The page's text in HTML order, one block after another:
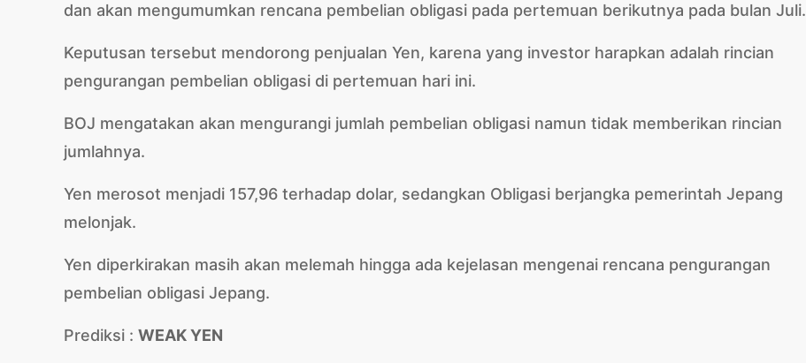
dan akan mengumumkan rencana pembelian obligasi pada pertemuan berikutnya pada bulan Juli.
Keputusan tersebut mendorong penjualan Yen, karena yang investor harapkan adalah rincian
pengurangan pembelian obligasi di pertemuan hari ini.
BOJ mengatakan akan mengurangi jumlah pembelian obligasi namun tidak memberikan rincian
jumlahnya.
Yen merosot menjadi 157,96 terhadap dolar, sedangkan Obligasi berjangka pemerintah Jepang
melonjak.
Yen diperkirakan masih akan melemah hingga ada kejelasan mengenai rencana pengurangan
pembelian obligasi Jepang.
Prediksi : WEAK YEN